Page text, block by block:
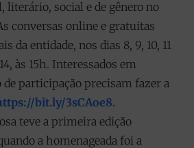
literário, social e de gênero no
conversas online e gratuitas
da entidade, nos dias 8, 9, 10, 11
às 15h. Interessados em
participação precisam fazer a
bit.ly/3sCAoe8.
teve a primeira edição
a homenageada foi a